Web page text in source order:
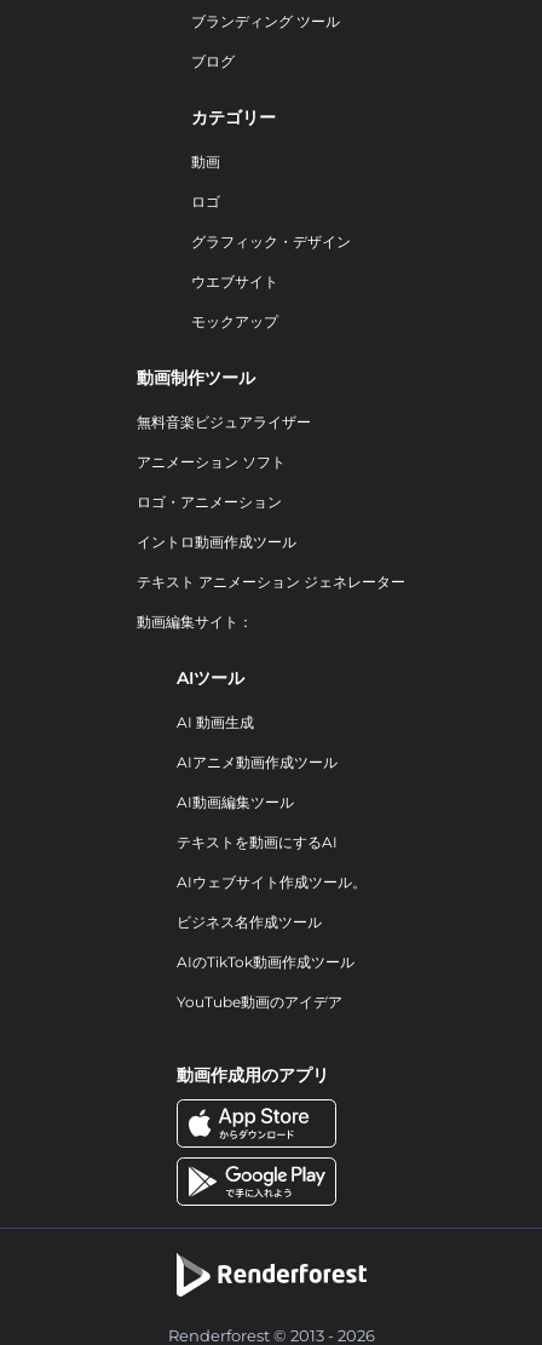
ブランディング ツール
ブログ
カテゴリー
動画
ロゴ
グラフィック・デザイン
ウエブサイト
モックアップ
動画制作ツール
無料音楽ビジュアライザー
アニメーション ソフト
ロゴ・アニメーション
イントロ動画作成ツール
テキスト アニメーション ジェネレーター
動画編集サイト：
AIツール
AI 動画生成
AIアニメ動画作成ツール
AI動画編集ツール
テキストを動画にするAI
AIウェブサイト作成ツール。
ビジネス名作成ツール
AIのTikTok動画作成ツール
YouTube動画のアイデア
動画作成用のアプリ
Renderforest © 2013 - 2026